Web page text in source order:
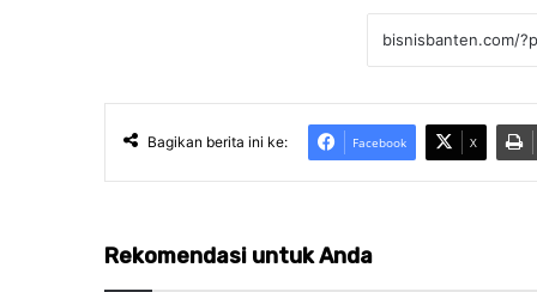
Bagikan berita ini ke: Facebook X
Rekomendasi untuk Anda